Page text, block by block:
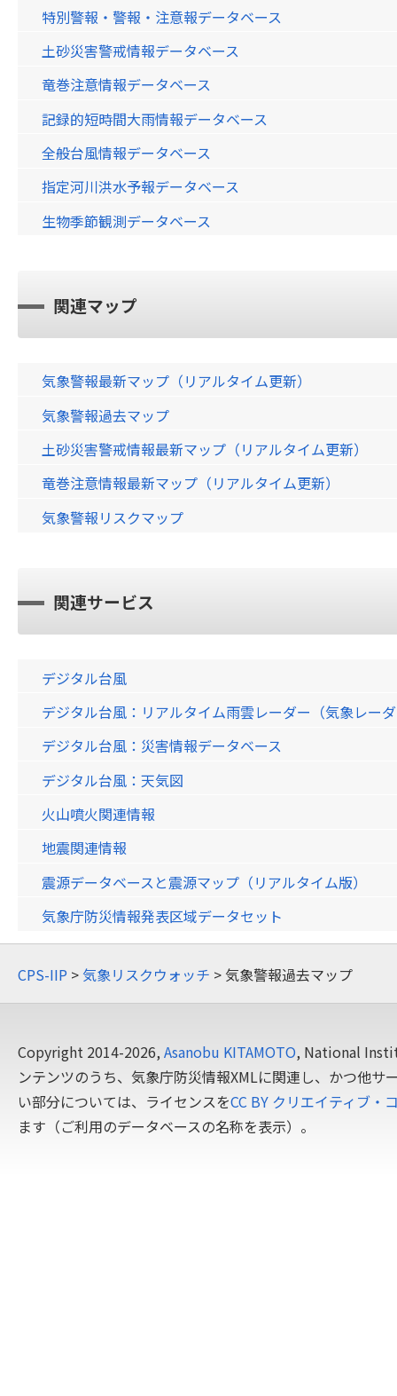
特別警報・警報・注意報データベース
土砂災害警戒情報データベース
竜巻注意情報データベース
記録的短時間大雨情報データベース
全般台風情報データベース
指定河川洪水予報データベース
生物季節観測データベース
関連マップ
気象警報最新マップ（リアルタイム更新）
気象警報過去マップ
土砂災害警戒情報最新マップ（リアルタイム更新）
竜巻注意情報最新マップ（リアルタイム更新）
気象警報リスクマップ
関連サービス
デジタル台風
デジタル台風：リアルタイム雨雲レーダー（気象レー
デジタル台風：災害情報データベース
デジタル台風：天気図
火山噴火関連情報
地震関連情報
震源データベースと震源マップ（リアルタイム版）
気象庁防災情報発表区域データセット
CPS-IIP >気象リスクウォッチ > 気象警報過去マップ
Copyright 2014-2026, Asanobu KITAMOTO, National
ンテンツのうち、気象庁防災情報XMLに関連し、かつ他サ
い部分については、ライセンスをCC BY クリエイティブ・
ます（ご利用のデータベースの名称を表示）。